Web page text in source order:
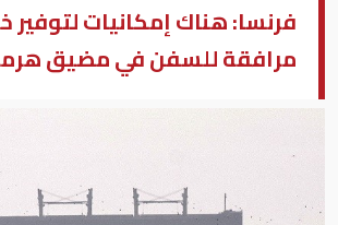
فرنسا: هناك إمكانيات لتوفير
مرافقة للسفن في مضيق